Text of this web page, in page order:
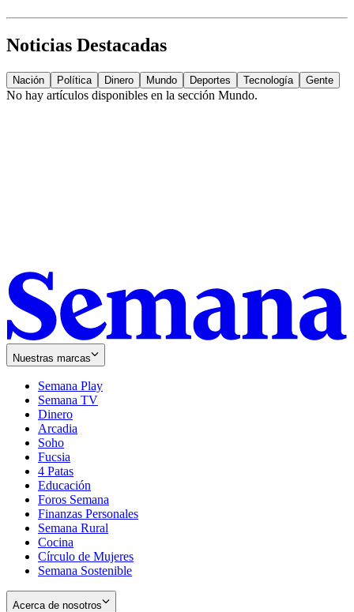
Noticias Destacadas
Nación Política Dinero Mundo Deportes Tecnología Gente
No hay artículos disponibles en la sección Mundo.
Nuestras marcas
Semana Play
Semana TV
Dinero
Arcadia
Soho
in
new
window
Fucsia
in
new
window
4 Patas
Educación
Foros Semana
Finanzas Personales
Semana Rural
Cocina
Círculo de Mujeres
Semana Sostenible
Acerca de nosotros